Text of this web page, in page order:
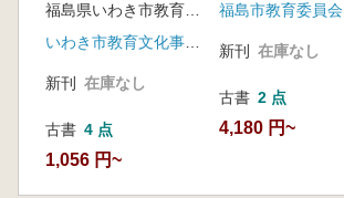
福島県いわき市教育委員会
いわき市教育文化事業団
新刊 在庫なし
古書 4 点
1,056 円~
福島市教育委員会
新刊 在庫なし
古書 2 点
4,180 円~